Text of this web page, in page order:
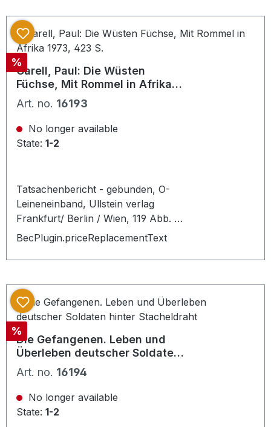
Discount
%
Carell, Paul: Die Wüsten
Füchse, Mit Rommel in Afrika
1973, 423 S.
Art. no. 16193
No longer available
State: 1-2
Tatsachenbericht - gebunden, O-
Leineneinband, Ullstein verlag
Frankfurt/ Berlin / Wien, 119 Abb. 22
Zeichnungen u. Kartenskizzen, 1
Übersichtskarte. 11. Aufl.
BecPlugin.priceReplacementText
Discount
%
Die Gefangenen. Leben und
Überleben deutscher Soldaten
hinter Stacheldraht
Art. no. 16194
No longer available
State: 1-2